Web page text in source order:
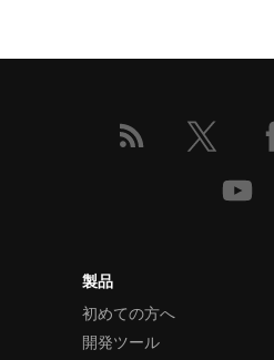
製品
初めての方へ
開発ツール